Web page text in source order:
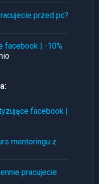
przed pc?
facebook | -10%
facebook |
mentoringu z
pracujecie